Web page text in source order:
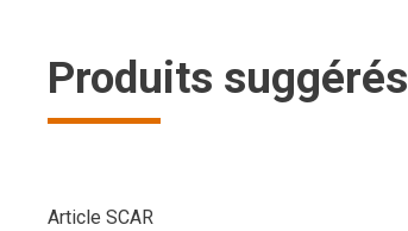
Produits suggérés
Article SCAR